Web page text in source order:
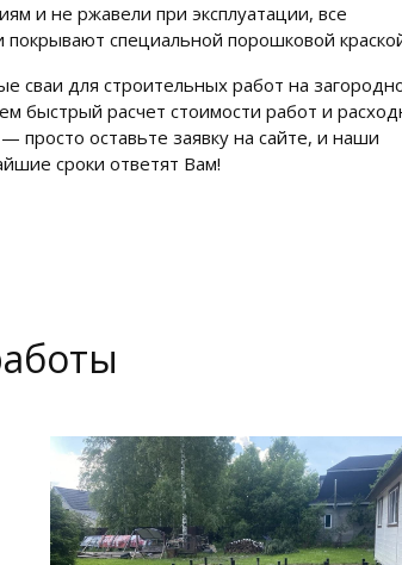
и не ржавели при эксплуатации, все
покрывают специальной порошковой
сваи для строительных работ на
быстрый расчет стоимости работ и
просто оставьте заявку на сайте, и наши
сроки ответят Вам!